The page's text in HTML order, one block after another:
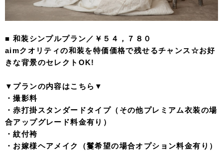
■ 和装シンプルプラン／￥５４，７８０
aimクオリティの和装を特価価格で残せるチャンス☆お好
きな背景のセレクトOK!
▼プランの内容はこちら▼
・撮影料
・赤打掛スタンダードタイプ（その他プレミアム衣装の場
合アップグレード料金有り）
・紋付袴
・お嫁様ヘアメイク（鬘希望の場合オプション料金有り）